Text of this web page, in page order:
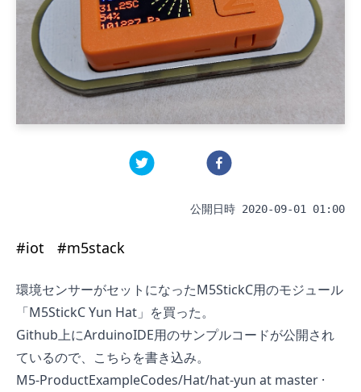
公開日時 2020-09-01 01:00
#iot #m5stack
環境センサーがセットになったM5StickC用のモジュール
「M5StickC Yun Hat 」を買った。
Github上にArduinoIDE用のサンプルコードが公開され
ているので、こちらを書き込み。
M5-ProductExampleCodes/Hat/hat-yun at master ·